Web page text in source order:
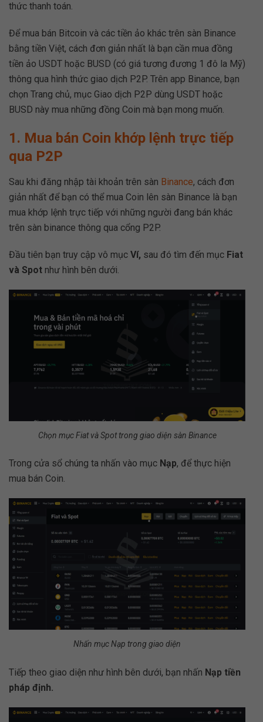
thức thanh toán.
Để mua bán Bitcoin và các tiền ảo khác trên sàn Binance
bằng tiền Việt, cách đơn giản nhất là bạn cần mua đồng
tiền ảo USDT hoặc BUSD (có giá tương đương 1 đô la Mỹ)
thông qua hình thức giao dịch P2P. Trên app Binance, bạn
chọn Trang chủ, mục Giao dịch P2P dùng USDT hoặc
BUSD này mua những đồng Coin mà bạn mong muốn.
1. Mua bán Coin khớp lệnh trực tiếp
qua P2P
Sau khi đăng nhập tài khoản trên sàn Binance, cách đơn
giản nhất để bạn có thể mua Coin lên sàn Binance là bạn
mua khớp lệnh trực tiếp với những người đang bán khác
trên sàn binance thông qua cổng P2P.
Đầu tiên bạn truy cập vô mục Ví, sau đó tìm đến mục Fiat
và Spot như hình bên dưới.
Chọn mục Fiat và Spot trong giao diện sàn Binance
Trong cửa sổ chúng ta nhấn vào mục Nạp, để thực hiện
mua bán Coin.
Nhấn mục Nạp trong giao diện
Tiếp theo giao diện như hình bên dưới, bạn nhấn Nạp tiền
pháp định.